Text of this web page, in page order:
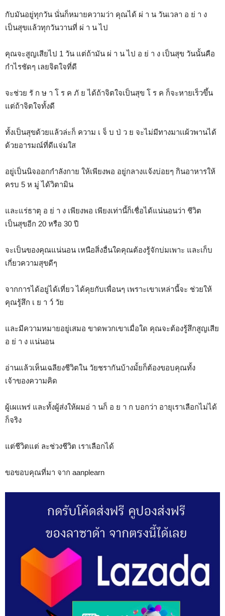
กับมันอยู่ทุกวัน นั่นก็หมายความว่า คุณได้ ผ่ า น วันเวลา อ ย่ า ง
เป็นสุขแล้วทุกวันวานที่ ผ่ า น ไป
คุณจะสูญเสียไป 1 วัน แต่ถ้ามัน ผ่ า น ไป อ ย่ า ง เป็นสุข วันนั้นคือ
กำไรชัดๆ เลยจิตใจที่ดี
จะช่วย รั ก ษ า โ ร ค ภั ย ได้ถ้าจิตใจเป็นสุข โ ร ค ก็จะหายเร็วขึ้น
แต่ถ้าจิตใจทั้งดี
ทั้งเป็นสุขด้วยแล้วล่ะก็ ความ เ จ็ บ ป่ ว ย จะไม่มีทางมาเเผ้วพานได้
ด้วยอารมณ์ที่ดีแจ่มใส
อยู่เป็นนิจออกกำลังกาย ให้เพียงพอ อยู่กลางแจ้งบ่อยๆ กินอาหารให้
ครบ 5 ห มู่ ได้วิตามิน
และแร่ธาตุ อ ย่ า ง เพียงพอ เพียงเท่านี้ก็เชื่อได้แน่นอนว่า ชีวิต
เป็นสุขอีก 20 หรือ 30 ปี
จะเป็นของคุณแน่นอน เหนือสิ่งอื่นใดคุณต้องรู้จักบ่มเพาะ และเก็บ
เกี่ยวความสุขดีๆ
จากการได้อยู่ได้เที่ยว ได้คุยกับเพื่อนๆ เพราะเขาเหล่านี้จะ ช่วยให้
คุณรู้สึก เ ย า ว์ วัย
และมีความหมายอยู่เสมอ ขาดพวกเขาเมื่อใด คุณจะต้องรู้สึกสูญเสีย
อ ย่ า ง แน่นอน
อ่านแล้วเห็นเฉลียงชีวิตใน วัยชรากันบ้างมั้ยก็ต้องขอบคุณทั้ง
เจ้าของความคิด
ผู้เผเเพร่ และทั้งผู้ส่งให้ผมอ่ า นก็ อ ย า ก บอกว่า อายุเราเลือกไม่ได้
ก็จริง
แต่ชีวิตแต่ ละช่วงชีวิต เราเลือกได้
ขอขอบคุณที่มา จาก aanplearn